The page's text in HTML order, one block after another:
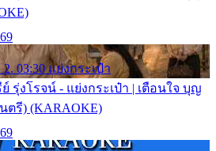
03:30 แย่งกระเป๋า
รุ่งโรจน์ - แย่งกระเป๋า | เตือนใจ บุญ
ตรี) (KARAOKE)